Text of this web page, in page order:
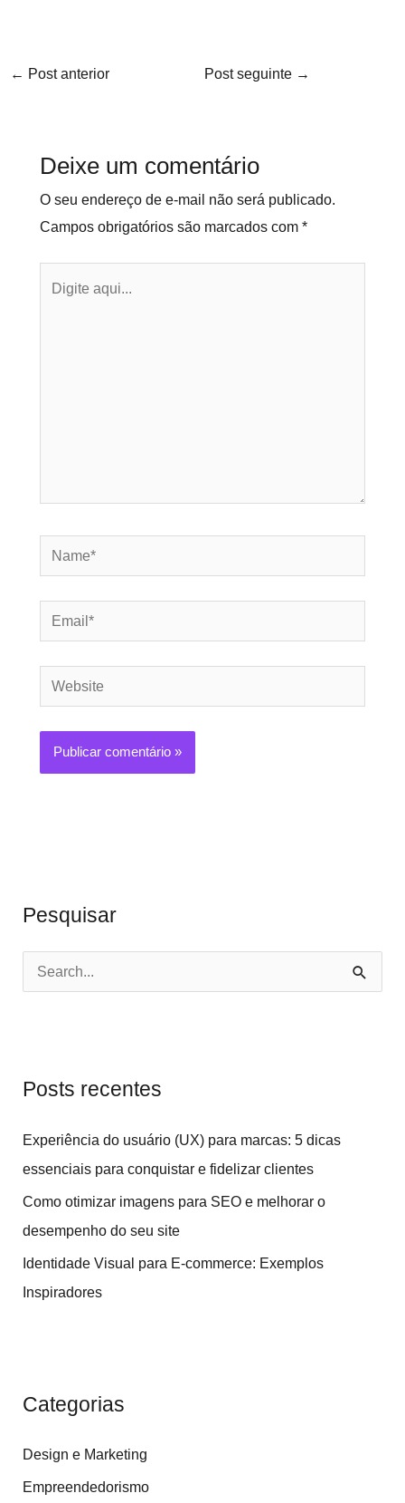
← Post anterior Post seguinte →
Deixe um comentário
O seu endereço de e-mail não será publicado.
Campos obrigatórios são marcados com *
Name*
Email*
Website
Pesquisar
u
s
a
r
p
o
r
Posts recentes
Experiência do usuário (UX) para marcas: 5 dicas
essenciais para conquistar e fidelizar clientes
Como otimizar imagens para SEO e melhorar o
desempenho do seu site
Identidade Visual para E-commerce: Exemplos
Inspiradores
Categorias
Design e Marketing
Empreendedorismo